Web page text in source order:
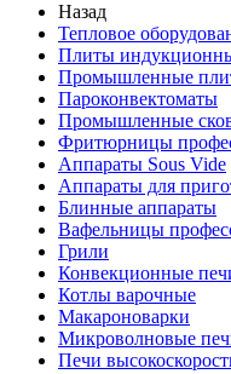
Назад
Тепловое
Плиты
Промышленные
Пароконвектоматы
Промышленные
Фритюрницы
Аппараты Sous Vide
Аппараты для
Блинные аппараты
Вафельницы
Грили
Конвекционные
Котлы варочные
Макароноварки
Микроволновые
Печи